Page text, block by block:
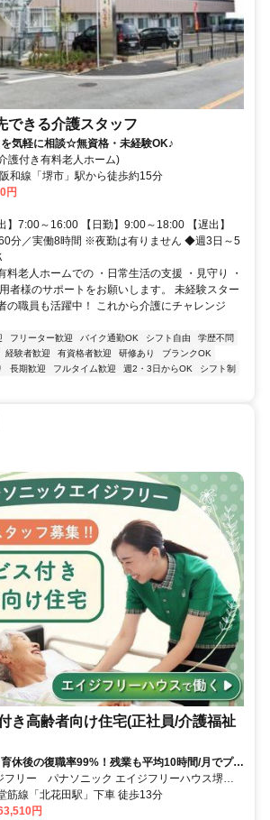
できる介護スタッフ
気軽に相談☆無資格・未経験OK♪
護付き有料老人ホーム)
和線「堺市」駅から徒歩約15分
円
】7:00～16:00 【日勤】9:00～18:00 【遅出】
分／実働8時間 ※夜勤は有りません ◆週3日～5
料老人ホームでの ・日常生活の支援 ・見守り ・
者様のサポートをお願いします。 未経験スター
の職員も活躍中！ これから介護にチャレンジ
フリーター歓迎 バイク通勤OK シフト自由
学歴不問
経験者歓迎 有資格者歓迎 研修あり
ブランクOK
長期歓迎 フルタイム歓迎 週2・3日からOK
シフト制
き高齢者向け住宅(正社員/介護福祉
育休後の復職率99%！残業も平均10時間/月でプラ
です入社時や階級別の研修あり◎スキルや役割
、あなたのキャリアアップを応援します！
フリー パナソニック エイジフリーハウス堺北
筋線「北花田駅」下車 徒歩13分
円